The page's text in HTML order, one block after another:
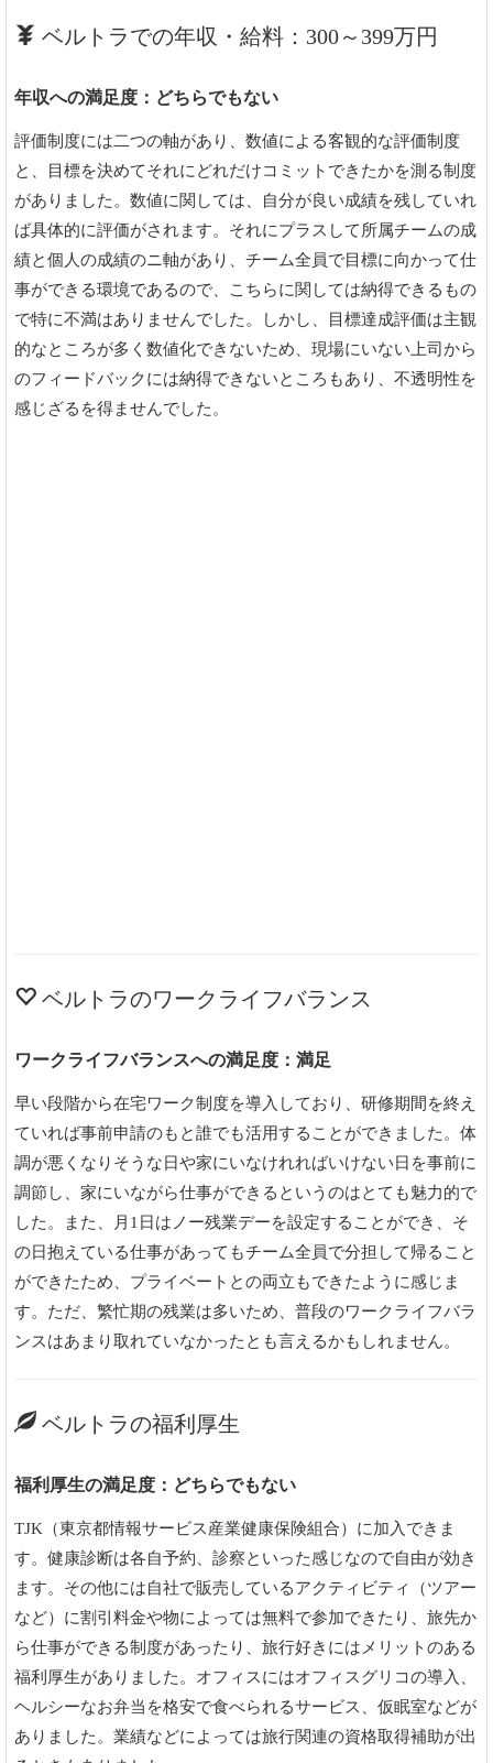
ベルトラでの年収・給料：300～399万円
年収への満足度：どちらでもない
評価制度には二つの軸があり、数値による客観的な評価制度
と、目標を決めてそれにどれだけコミットできたかを測る制度
がありました。数値に関しては、自分が良い成績を残していれ
ば具体的に評価がされます。それにプラスして所属チームの成
績と個人の成績のニ軸があり、チーム全員で目標に向かって仕
事ができる環境であるので、こちらに関しては納得できるもの
で特に不満はありませんでした。しかし、目標達成評価は主観
的なところが多く数値化できないため、現場にいない上司から
のフィードバックには納得できないところもあり、不透明性を
感じざるを得ませんでした。
ベルトラのワークライフバランス
ワークライフバランスへの満足度：満足
早い段階から在宅ワーク制度を導入しており、研修期間を終え
ていれば事前申請のもと誰でも活用することができました。体
調が悪くなりそうな日や家にいなけれればいけない日を事前に
調節し、家にいながら仕事ができるというのはとても魅力的で
した。また、月1日はノー残業デーを設定することができ、そ
の日抱えている仕事があってもチーム全員で分担して帰ること
ができたため、プライベートとの両立もできたように感じま
す。ただ、繁忙期の残業は多いため、普段のワークライフバラ
ンスはあまり取れていなかったとも言えるかもしれません。
ベルトラの福利厚生
福利厚生の満足度：どちらでもない
TJK（東京都情報サービス産業健康保険組合）に加入できま
す。健康診断は各自予約、診察といった感じなので自由が効き
ます。その他には自社で販売しているアクティビティ（ツアー
など）に割引料金や物によっては無料で参加できたり、旅先か
ら仕事ができる制度があったり、旅行好きにはメリットのある
福利厚生がありました。オフィスにはオフィスグリコの導入、
ヘルシーなお弁当を格安で食べられるサービス、仮眠室などが
ありました。業績などによっては旅行関連の資格取得補助が出